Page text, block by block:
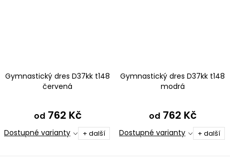
Gymnastický dres D37kk t148
červená
od762 Kč
Dostupné varianty + další
Gymnastický dres D37kk t148
modrá
od762 Kč
Dostupné varianty + další